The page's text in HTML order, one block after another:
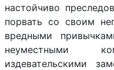
настойчиво
порвать со своим
вредными
неуместными
издевательскими